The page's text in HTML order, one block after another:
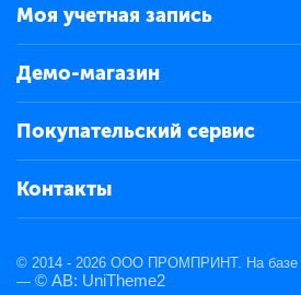
Моя учетная запись
Демо-магазин
Покупательский сервис
Контакты
© 2014 - 2026 ООО ПРОМПРИНТ. На базе
— © AB: UniTheme2